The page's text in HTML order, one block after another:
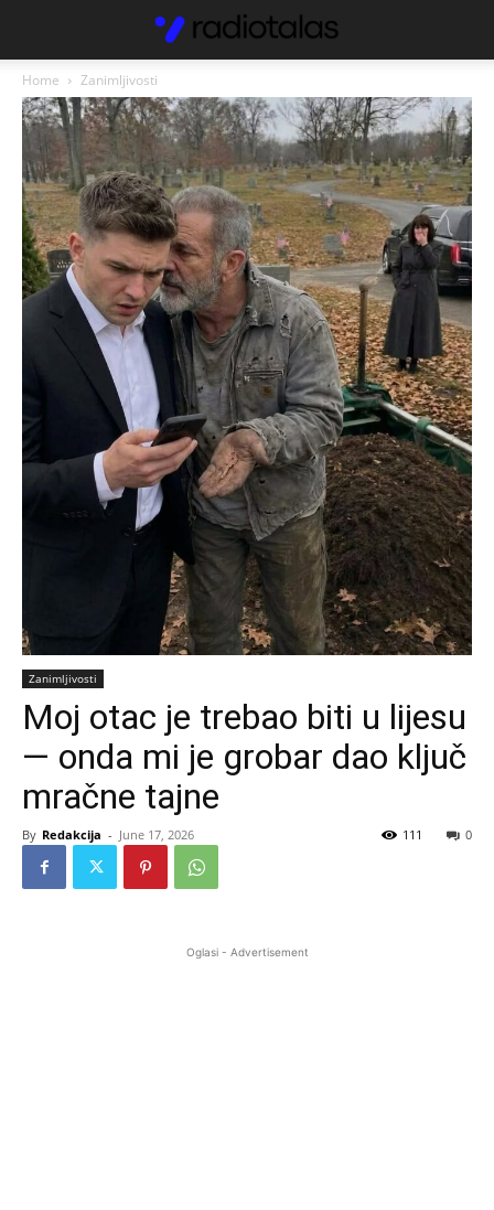
Home Zanimljivosti
Zanimljivosti
Moj otac je trebao biti u lijesu
— onda mi je grobar dao ključ
mračne tajne
By Redakcija - June 17, 2026 0
111
Oglasi - Advertisement